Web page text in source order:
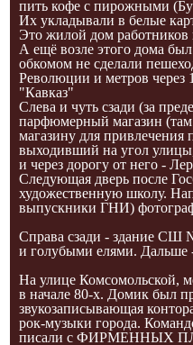
пить кофе с пирожными
Их укладывали в белые
Это жилой дом
А ещё возле этого дома
обкомом не сделали
Революции и метров через
"Кавказ"
Слева и чуть сзади (за
парфюмерный магазин (там
магазину для
выходивший на угол
и через дорогу от него -
Следующая дверь после
художественную школу.
выпускники ГНИ)
Справа сзади - здание СШ
и голубыми елями. Дальше
На улице Комсомольской,
в начале 80-х. Домик был
звукозаписывающая
рок-музыки города.
писали с ФИРМЕННЫХ